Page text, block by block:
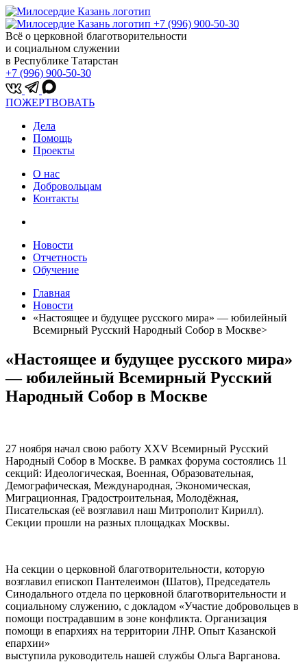
+7 (996) 900-50-30
Всё о церковной благотворительности
и социальном служении
в Республике Татарстан
+7 (996) 900-50-30
ПОЖЕРТВОВАТЬ
Дела
Помощь
Проекты
О нас
Добровольцам
Контакты
Новости
Отчетность
Обучение
Главная
Новости
«Настоящее и будущее русского мира» — юбилейный
Всемирный Русский Народный Собор в Москве>
«Настоящее и будущее русского мира»
— юбилейный Всемирный Русский
Народный Собор в Москве
27 ноября начал свою работу XXV Всемирный Русский
Народный Собор в Москве. В рамках форума состоялись 11
секций: Идеологическая, Военная, Образовательная,
Демографическая, Международная, Экономическая,
Миграционная, Градостроительная, Молодёжная,
Писательская (её возглавил наш Митрополит Кирилл).
Секции прошли на разных площадках Москвы.
На секции о церковной благотворительности, которую
возглавил епископ Пантелеимон (Шатов), Председатель
Синодального отдела по церковной благотворительности и
социальному служению, с докладом «Участие добровольцев в
помощи пострадавшим в зоне конфликта. Организация
помощи в епархиях на территории ЛНР. Опыт Казанской
епархии»
выступила руководитель нашей службы Ольга Варганова.